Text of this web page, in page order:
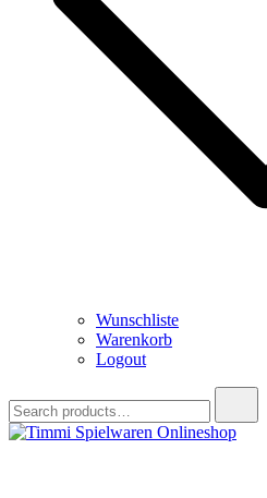
Wunschliste
Warenkorb
Logout
for: